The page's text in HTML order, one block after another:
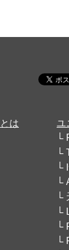
は
ユ